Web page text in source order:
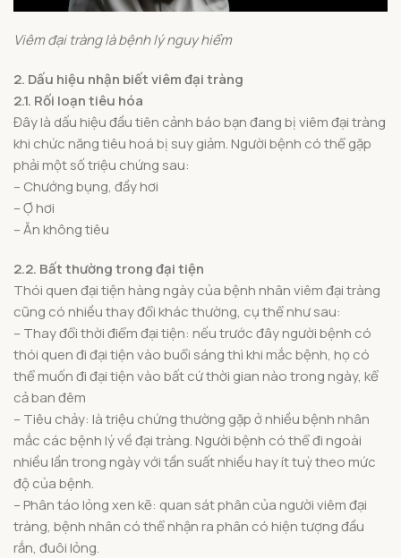
Viêm đại tràng là bệnh lý nguy hiểm
2. Dấu hiệu nhận biết viêm đại tràng
2.1. Rối loạn tiêu hóa
Đây là dấu hiệu đầu tiên cảnh báo bạn đang bị viêm đại tràng
khi chức năng tiêu hoá bị suy giảm. Người bệnh có thể gặp
phải một số triệu chứng sau:
– Chướng bụng, đầy hơi
– Ợ hơi
– Ăn không tiêu
2.2. Bất thường trong đại tiện
Thói quen đại tiện hàng ngày của bệnh nhân viêm đại tràng
cũng có nhiều thay đổi khác thường, cụ thể như sau:
– Thay đổi thời điểm đại tiện: nếu trước đây người bệnh có
thói quen đi đại tiện vào buổi sáng thì khi mắc bệnh, họ có
thể muốn đi đại tiện vào bất cứ thời gian nào trong ngày, kể
cả ban đêm
– Tiêu chảy: là triệu chứng thường gặp ở nhiều bệnh nhân
mắc các bệnh lý về đại tràng. Người bệnh có thể đi ngoài
nhiều lần trong ngày với tần suất nhiều hay ít tuỳ theo mức
độ của bệnh.
– Phân táo lỏng xen kẽ: quan sát phân của người viêm đại
tràng, bệnh nhân có thể nhận ra phân có hiện tượng đầu
rắn, đuôi lỏng.